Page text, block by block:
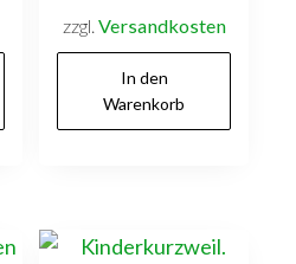
zzgl. Versandkosten
In den
Warenkorb